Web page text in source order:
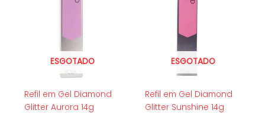
ESGOTADO
Refil em Gel Diamond
Glitter Aurora 14g
ESGOTADO
Refil em Gel Diamond
Glitter Sunshine 14g
R$28,00.